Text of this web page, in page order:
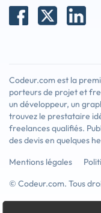
Codeur.com est la
porteurs de projet et
un développeur, un
trouvez le prestataire
freelances qualifiés.
des devis en quelques
Mentions légales
© Codeur.com. Tous